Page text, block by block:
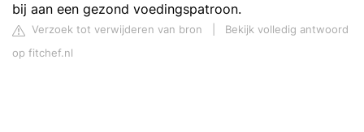
bij aan een gezond voedingspatroon.
Verzoek tot verwijderen van bron
Bekijk volledig antwoord
op fitchef.nl